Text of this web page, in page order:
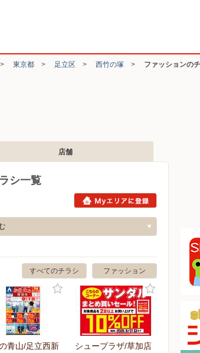
東京都 > 足立区 > 西竹の塚 > ファッションの
店舗
シ一覧
ファッション
すべてのチラシ
青山/足立西新
シュープラザ/草加店